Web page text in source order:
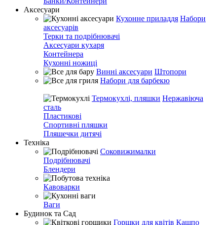
Аксесуари
Кухонне приладдя Набори
аксесуарів
Терки та подрібнювачі
Аксесуари кухаря
Контейнера
Кухонні ножиці
Винні аксесуари Штопори
Набори для барбекю
Термокухлі, пляшки Нержавіюча
сталь
Пластикові
Спортивні пляшки
Пляшечки дитячі
Техніка
Соковижималки
Подрібнювачі
Блендери
Кавоварки
Ваги
Будинок та Сад
Горшки для квітів Кашпо